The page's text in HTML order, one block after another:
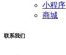
小程序
商城
联系我们